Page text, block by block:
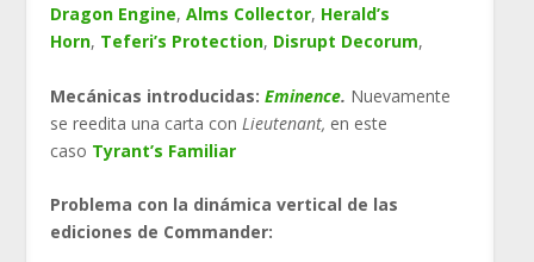
Dragon Engine, Alms Collector, Herald’s
Horn, Teferi’s Protection, Disrupt Decorum,
Mecánicas introducidas: Eminence. Nuevamente
se reedita una carta con Lieutenant, en este
caso Tyrant’s Familiar
Problema con la dinámica vertical de las
ediciones de Commander: